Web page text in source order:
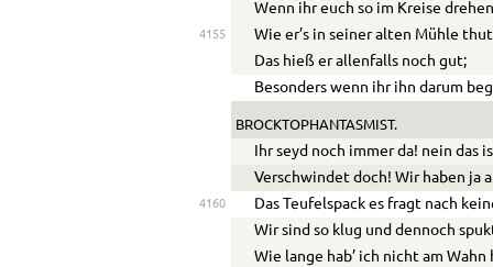
Wenn ihr euch so im Kreise
4155
Wie er’s in seiner alten Mühle
Das hieß er allenfalls noch gut;
Besonders wenn ihr ihn darum
BROCKTOPHANTASMIST.
Ihr seyd noch immer da! nein das
Verschwindet doch! Wir haben ja
4160
Das Teufelspack es fragt nach
Wir sind so klug und dennoch
Wie lange hab’ ich nicht am